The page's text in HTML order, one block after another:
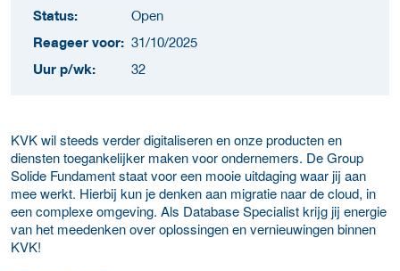
Status:
Open
Reageer voor: 31/10/2025
Uur p/wk:
32
KVK wil steeds verder digitaliseren en onze producten en
diensten toegankelijker maken voor ondernemers. De Group
Solide Fundament staat voor een mooie uitdaging waar jij aan
mee werkt. Hierbij kun je denken aan migratie naar de cloud, in
een complexe omgeving. Als Database Specialist krijg jij energie
van het meedenken over oplossingen en vernieuwingen binnen
KVK!